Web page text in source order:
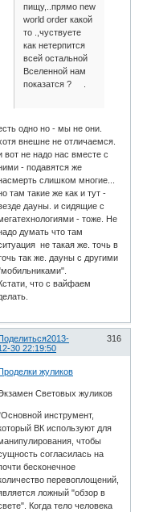
пищу,..прямо new
world order какой
то .,чуствуете
как нетерпится
всей остальной
Вселенной нам
показатся ? .
одно но - мы не они.
внешне не отличаемся.
вот не надо нас вместе с
- подавятся же
слишком многие...
там такие же как и тут -
дауны. и сидящие с
- тоже. Не
думать что там
не такая же. точь в
так же. дауны с другими
что с вайфаем
316
2013-
30 22:19:50
жуликов
Световых жуликов
инструмент,
ВК используют для
чтобы
согласилась на
бесконечное
перевоплощений,
ложный "обзор в
Когда тело человека